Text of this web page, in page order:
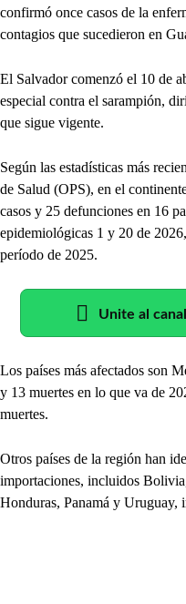
confirmó once casos de la
contagios que sucedieron en
El Salvador comenzó el 10 de
especial contra el sarampión,
que sigue vigente.
Según las estadísticas más
de Salud (OPS), en el
casos y 25 defunciones en 16
epidemiológicas 1 y 20 de
período de 2025.
Unite al
Los países más afectados son
y 13 muertes en lo que va de
muertes.
Otros países de la región han
importaciones, incluidos
Honduras, Panamá y Uruguay,